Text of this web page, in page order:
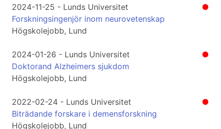
●
2024-11-25 - Lunds Universitet
Forskningsingenjör inom neurovetenskap
Högskolejobb, Lund
●
2024-01-26 - Lunds Universitet
Doktorand Alzheimers sjukdom
Högskolejobb, Lund
●
2022-02-24 - Lunds Universitet
Biträdande forskare i demensforskning
Högskolejobb, Lund